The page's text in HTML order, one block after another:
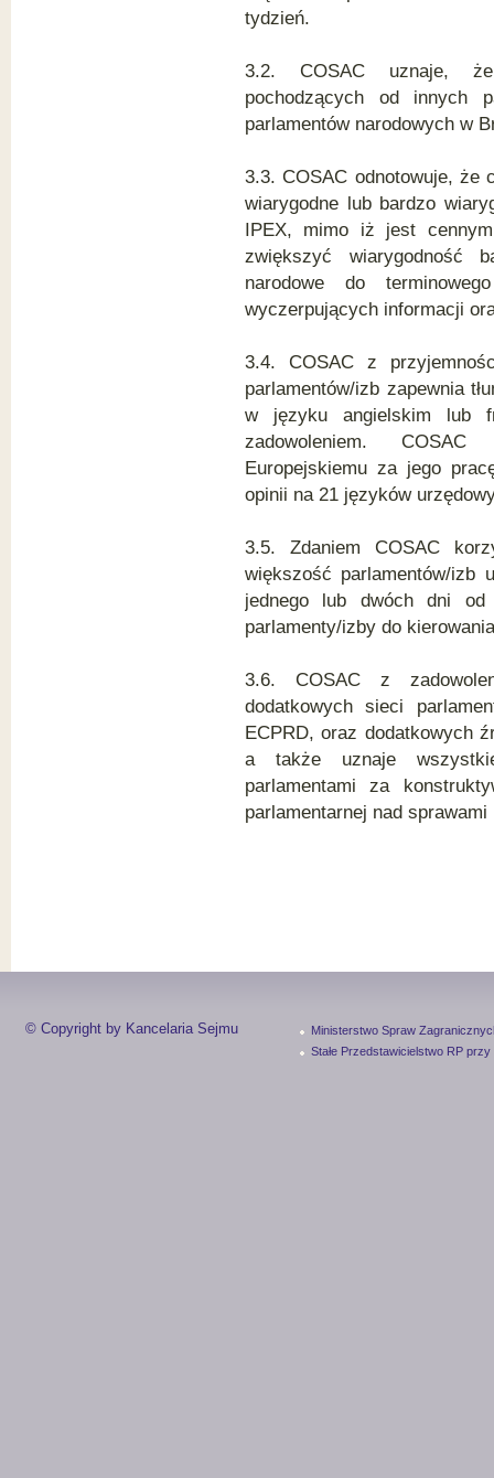
tydzień.
3.2. COSAC uznaje, że
pochodzących od innych
parlamentów narodowych w
3.3. COSAC odnotowuje, że
wiarygodne lub bardzo
IPEX, mimo iż jest
zwiększyć wiarygodność
narodowe do
wyczerpujących informacji
3.4. COSAC z
parlamentów/izb zapewnia
w języku angielskim lub
zadowoleniem. COSAC
Europejskiemu za jego
opinii na 21 języków
3.5. Zdaniem COSAC
większość parlamentów/izb
jednego lub dwóch dni
parlamenty/izby do
3.6. COSAC z
dodatkowych sieci
ECPRD, oraz dodatkowych
a także uznaje
parlamentami za
parlamentarnej nad sprawami
© Copyright by Kancelaria Sejmu
Ministerstwo Spraw
Stałe Przedstawicielstwo RP przy